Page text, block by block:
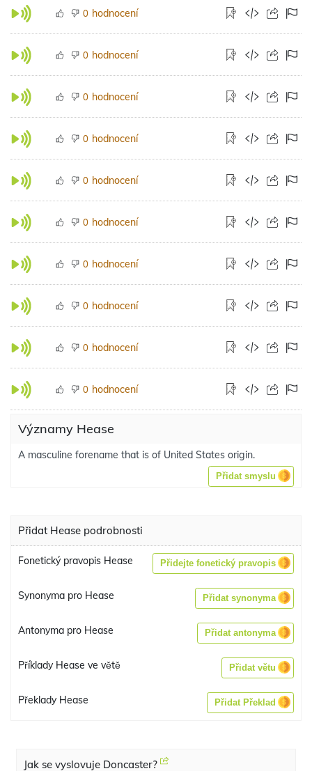
0 hodnocení
0 hodnocení
0 hodnocení
0 hodnocení
0 hodnocení
0 hodnocení
0 hodnocení
0 hodnocení
0 hodnocení
0 hodnocení
Významy Hease
A masculine forename that is of United States origin.
Přidat smyslu
Přidat Hease podrobnosti
Fonetický pravopis Hease Přidejte fonetický pravopis
Synonyma pro Hease Přidat synonyma
Antonyma pro Hease Přidat antonyma
Příklady Hease ve větě Přidat větu
Překlady Hease Přidat Překlad
Jak se vyslovuje Doncaster?